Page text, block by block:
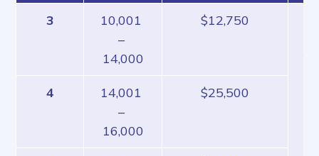
3
10,001
–
14,000
$12,750
4
14,001
–
16,000
$25,500